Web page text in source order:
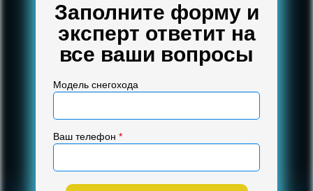
Заполните форму и
эксперт ответит на
все ваши вопросы
Модель снегохода
Ваш телефон *